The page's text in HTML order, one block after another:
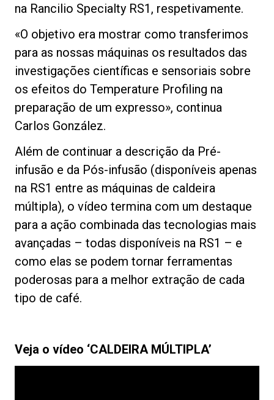
na Rancilio Specialty RS1, respetivamente.
«O objetivo era mostrar como transferimos
para as nossas máquinas os resultados das
investigações científicas e sensoriais sobre
os efeitos do Temperature Profiling na
preparação de um expresso», continua
Carlos González.
Além de continuar a descrição da Pré-
infusão e da Pós-infusão (disponíveis apenas
na RS1 entre as máquinas de caldeira
múltipla), o vídeo termina com um destaque
para a ação combinada das tecnologias mais
avançadas – todas disponíveis na RS1 – e
como elas se podem tornar ferramentas
poderosas para a melhor extração de cada
tipo de café.
Veja o vídeo ‘CALDEIRA MÚLTIPLA’